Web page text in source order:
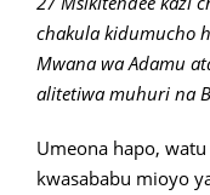
chakula kidumucho
Mwana wa Adamu
alitetiwa muhuri na
Umeona hapo,
kwasababu mioyo